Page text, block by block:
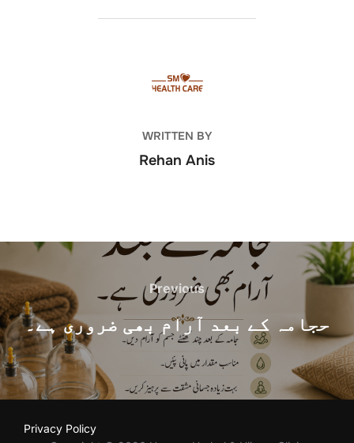
WRITTEN BY
Rehan Anis
Post
navigation
Previous
Previous
حجامہ کے بعد آرام بھی ضروری ہے۔
Privacy Policy